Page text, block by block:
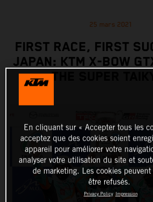
25 mars 2021
FIRST RACE, FIRST
JAPAN: KTM X-BOW
THE SUPER
En cliquant sur « Accepter tous les
acceptez que des cookies soient
appareil pour améliorer votre
analyser votre utilisation du site et
de marketing. Les cookies
être refusés.
Privacy Policy Impression